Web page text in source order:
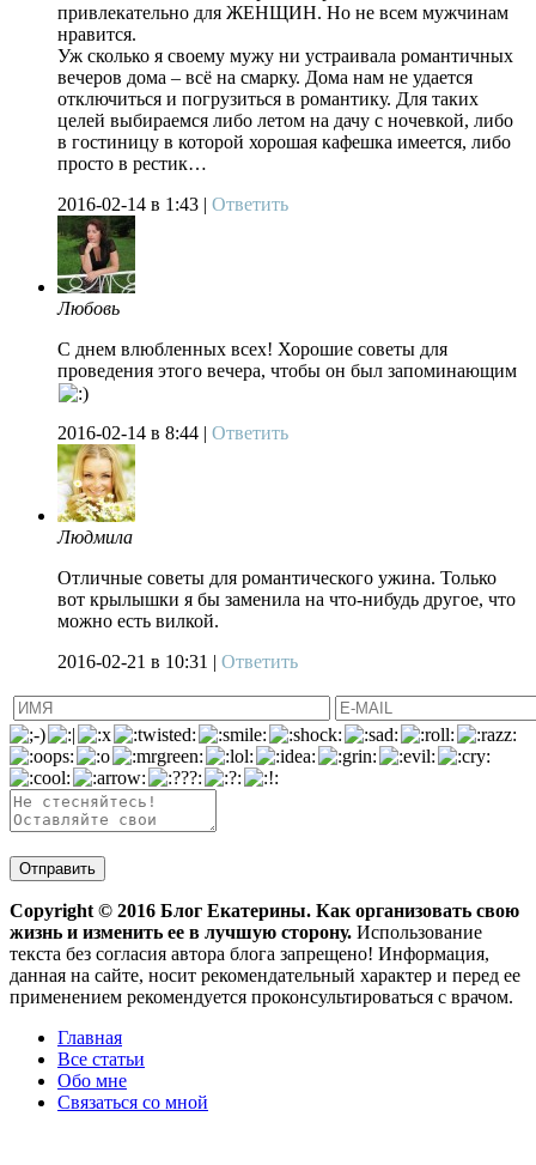
привлекательно для ЖЕНЩИН. Но не всем мужчинам
нравится.
Уж сколько я своему мужу ни устраивала романтичных
вечеров дома – всё на смарку. Дома нам не удается
отключиться и погрузиться в романтику. Для таких
целей выбираемся либо летом на дачу с ночевкой, либо
в гостиницу в которой хорошая кафешка имеется, либо
просто в рестик…
2016-02-14 в 1:43 | Ответить
Любовь
С днем влюбленных всех! Хорошие советы для
проведения этого вечера, чтобы он был запоминающим
2016-02-14 в 8:44 | Ответить
Людмила
Отличные советы для романтического ужина. Только
вот крылышки я бы заменила на что-нибудь другое, что
можно есть вилкой.
2016-02-21 в 10:31 | Ответить
Copyright © 2016 Блог Екатерины. Как организовать свою
жизнь и изменить ее в лучшую сторону. Использование
текста без согласия автора блога запрещено! Информация,
данная на сайте, носит рекомендательный характер и перед ее
применением рекомендуется проконсультироваться с врачом.
Главная
Все статьи
Обо мне
Связаться со мной